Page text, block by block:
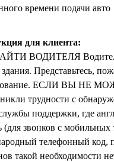
времени подачи авто
для клиента:
ВОДИТЕЛЯ Водитель
здания. Представьтесь,
ЕСЛИ ВЫ НЕ
трудности с
поддержки, где
звонков с мобильных
телефонный код,
такой необходимости